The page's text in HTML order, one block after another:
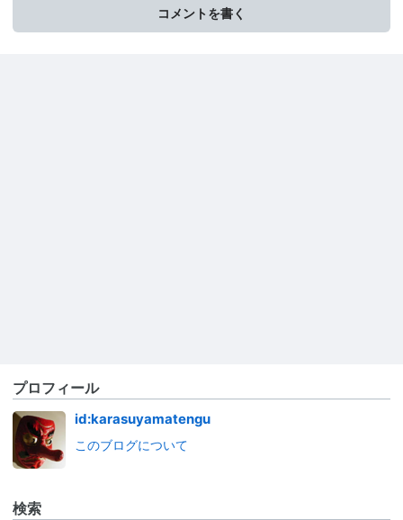
コメントを書く
プロフィール
id:karasuyamatengu
このブログについて
検索